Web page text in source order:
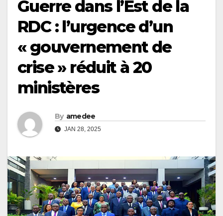
Guerre dans l’Est de la
RDC : l’urgence d’un
« gouvernement de
crise » réduit à 20
ministères
By amedee
JAN 28, 2025